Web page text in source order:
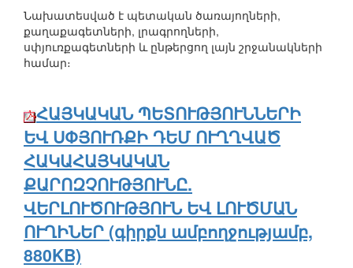
Նախատեսված է պետական ծառայողների,
քաղաքագետների, լրագրողների,
սփյուռքագետների և ընթերցող լայն շրջանակների
համար։
ՀԱՅԿԱԿԱՆ ՊԵՏՈՒԹՅՈՒՆՆԵՐԻ
ԵՎ ՍՓՅՈՒՌՔԻ ԴԵՄ ՈՒՂՂՎԱԾ
ՀԱԿԱՀԱՅԿԱԿԱՆ
ՔԱՐՈԶՉՈՒԹՅՈՒՆԸ.
ՎԵՐԼՈՒԾՈՒԹՅՈՒՆ ԵՎ ԼՈՒԾՄԱՆ
ՈՒՂԻՆԵՐ (գիրքն ամբողջությամբ,
880KB)